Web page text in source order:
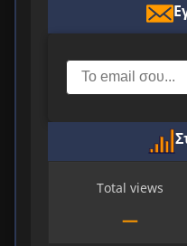
Total views
—